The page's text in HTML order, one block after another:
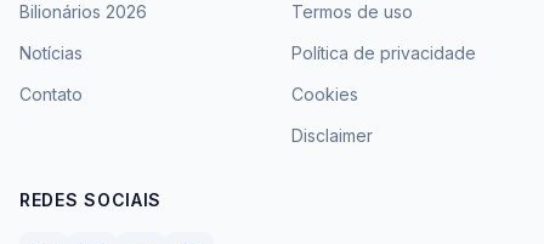
Bilionários 2026
Notícias
Contato
Termos de uso
Política de privacidade
Cookies
Disclaimer
REDES SOCIAIS